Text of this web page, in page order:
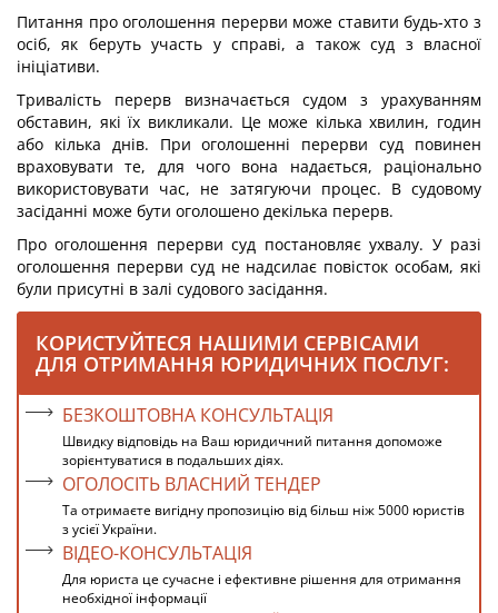
Питання про оголошення перерви може ставити будь-хто з
осіб, як беруть участь у справі, а також суд з власної
ініціативи.
Тривалість перерв визначається судом з урахуванням
обставин, які їх викликали. Це може кілька хвилин, годин
або кілька днів. При оголошенні перерви суд повинен
враховувати те, для чого вона надається, раціонально
використовувати час, не затягуючи процес. В судовому
засіданні може бути оголошено декілька перерв.
Про оголошення перерви суд постановляє ухвалу. У разі
оголошення перерви суд не надсилає повісток особам, які
були присутні в залі судового засідання.
КОРИСТУЙТЕСЯ НАШИМИ СЕРВІСАМИ
ДЛЯ ОТРИМАННЯ ЮРИДИЧНИХ ПОСЛУГ:
БЕЗКОШТОВНА КОНСУЛЬТАЦІЯ
Швидку відповідь на Ваш юридичний питання допоможе
зорієнтуватися в подальших діях.
ОГОЛОСІТЬ ВЛАСНИЙ ТЕНДЕР
Та отримаєте вигідну пропозицію від більш ніж 5000 юристів
з усієї України.
ВІДЕО-КОНСУЛЬТАЦІЯ
Для юриста це сучасне і ефективне рішення для отримання
необхідної інформації